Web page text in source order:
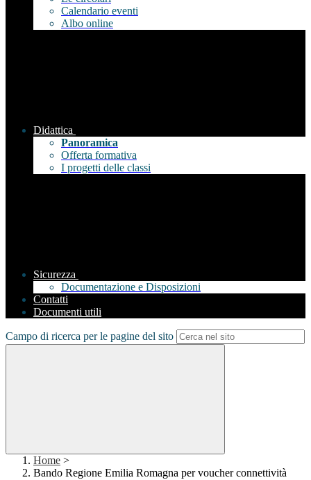
Calendario eventi
Albo online
Didattica
Panoramica
Offerta formativa
I progetti delle classi
Sicurezza
Documentazione e Disposizioni
Contatti
Documenti utili
Campo di ricerca per le pagine del sito
Home >
Bando Regione Emilia Romagna per voucher connettività